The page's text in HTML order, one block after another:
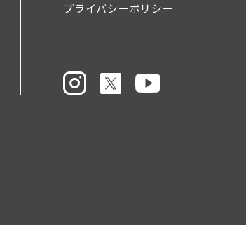
プライバシーポリシー